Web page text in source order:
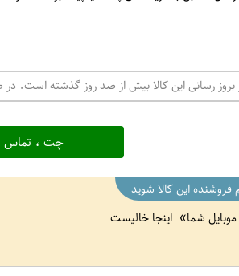
بروز رسانی این کالا بیش از صد روز گذشته است. در
چت ، تماس
این کالا شوید
شما اینجا خالیست